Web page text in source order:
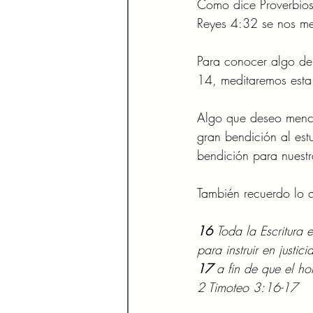
Como dice
Reyes 4:32 se nos
Para conocer algo
14, meditaremos
Algo que deseo
gran bendición al
bendición para
También recuerdo
16 Toda la
para instruir en
17 a fin de que el
2 Timoteo 3:16-17